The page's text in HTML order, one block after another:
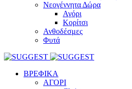
Νεογέννητα Δώρα
Αγόρι
Κορίτσι
Ανθοδέσμες
Φυτά
ΒΡΕΦΙΚΑ
ΑΓΟΡΙ